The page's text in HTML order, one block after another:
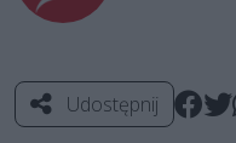
Udostępnij